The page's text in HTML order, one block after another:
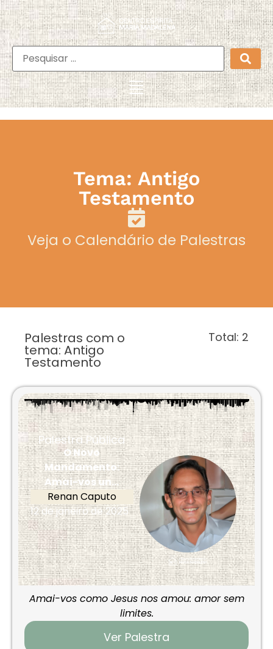
Tema: Antigo
Testamento
Veja o Calendário de Palestras
Palestras com o
tema: Antigo
Testamento
Total: 2
Palestra Pública
O Novo
Mandamento:
Amai-vos un...
Renan Caputo
12 de janeiro de 2025
Amai-vos como Jesus nos amou: amor sem
limites.
Ver Palestra